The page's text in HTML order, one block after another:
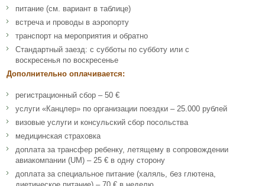
питание (см. вариант в таблице)
встреча и проводы в аэропорту
транспорт на мероприятия и обратно
Стандартный заезд: с субботы по субботу или с
воскресенья по воскресенье
Дополнительно оплачивается:
регистрационный сбор – 50 €
услуги «Канцлер» по организации поездки – 25.000 рублей
визовые услуги и консульский сбор посольства
медицинская страховка
доплата за трансфер ребенку, летящему в сопровождении
авиакомпании (UM) – 25 € в одну сторону
доплата за специальное питание (халяль, без глютена,